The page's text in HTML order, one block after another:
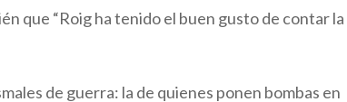
que “Roig ha tenido el buen gusto de contar la
de guerra: la de quienes ponen bombas en